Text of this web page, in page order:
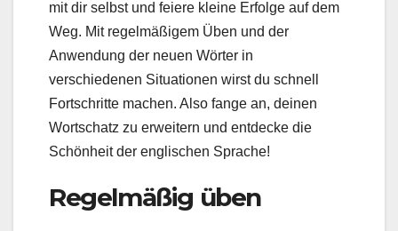
mit dir selbst und feiere kleine Erfolge auf dem
Weg. Mit regelmäßigem Üben und der
Anwendung der neuen Wörter in
verschiedenen Situationen wirst du schnell
Fortschritte machen. Also fange an, deinen
Wortschatz zu erweitern und entdecke die
Schönheit der englischen Sprache!
Regelmäßig üben